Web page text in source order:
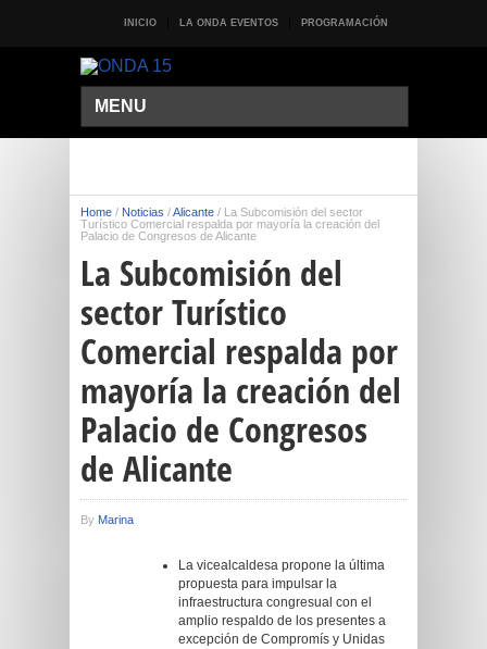
INICIO LA ONDA EVENTOS PROGRAMACIÓN
MENU
Home / Noticias /Alicante / La Subcomisión del sector
Turístico Comercial respalda por mayoría la creación del
Palacio de Congresos de Alicante
La Subcomisión del
sector Turístico
Comercial respalda por
mayoría la creación del
Palacio de Congresos
de Alicante
By Marina
La vicealcaldesa propone la última
propuesta para impulsar la
infraestructura congresual con el
amplio respaldo de los presentes a
excepción de Compromís y Unidas